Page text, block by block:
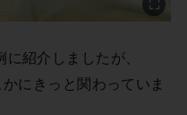
に紹介しましたが、
にきっと関わっていま